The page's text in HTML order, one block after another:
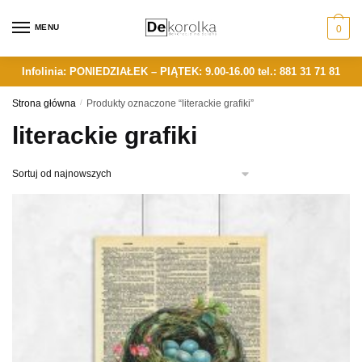
MENU 0
Infolinia: PONIEDZIAŁEK – PIĄTEK: 9.00-16.00 tel.: 881 31 71 81
Strona główna / Produkty oznaczone “literackie grafiki”
literackie grafiki